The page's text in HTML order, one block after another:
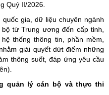
Quý II/2026.
gia, dữ liệu chuyên ngành
từ Trung ương đến cấp tỉnh,
thống thông tin, phần mềm,
giải quyết dứt điểm những
thông suốt, đáp ứng yêu cầu
quản lý cán bộ và thực thi